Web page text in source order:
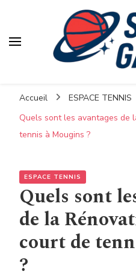
Accueil
ESPACE TENNIS
Quels sont les avantages de
tennis à Mougins ?
ESPACE TENNIS
Quels sont
de la
court de
?